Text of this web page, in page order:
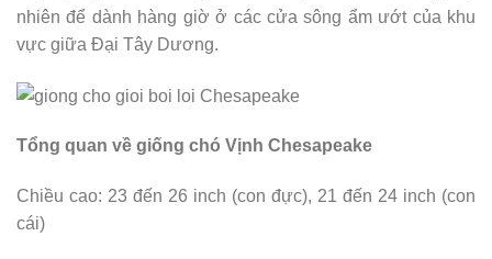
nhiên để dành hàng giờ ở các cửa sông ẩm ướt của khu
vực giữa Đại Tây Dương.
Tổng quan về giống chó Vịnh Chesapeake
Chiều cao: 23 đến 26 inch (con đực), 21 đến 24 inch (con
cái)